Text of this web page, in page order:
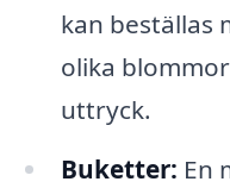
kan beställas
olika
uttryck.
Buketter: En